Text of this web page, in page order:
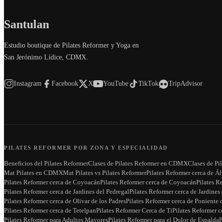
Santulan
Estudio boutique de Pilates Reformer y Yoga en
San Jerónimo Lídice, CDMX.
Instagram Facebook X YouTube TikTok TripAdvisor
PILATES REFORMER POR ZONA Y ESPECIALIDAD
Beneficios del Pilates ReformerClases de Pilates Reformer en CDMXClases de
Mat Pilates en CDMXMat Pilates vs Pilates ReformerPilates Reformer cerca de
Pilates Reformer cerca de CoyoacánPilates Reformer cerca de CoyoacánPilates
Pilates Reformer cerca de Jardines del PedregalPilates Reformer cerca de Jardines
Pilates Reformer cerca de Olivar de los PadresPilates Reformer cerca de Poniente
Pilates Reformer cerca de TetelpanPilates Reformer Cerca de TiPilates Reformer
Pilates Reformer para Adultos MayoresPilates Reformer para el Dolor de Espalda